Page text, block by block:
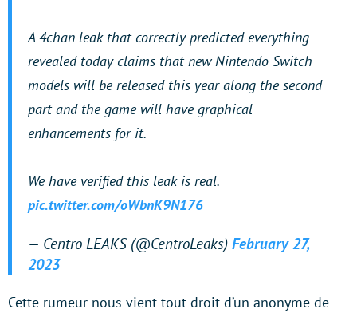
A 4chan leak that correctly predicted everything
revealed today claims that new Nintendo Switch
models will be released this year along the second
part and the game will have graphical
enhancements for it.
We have verified this leak is real.
pic.twitter.com/oWbnK9N176
— Centro LEAKS (@CentroLeaks) February 27,
2023
Cette rumeur nous vient tout droit d’un anonyme de